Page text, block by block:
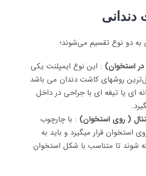
دندانی
به دو نوع تقسیم می‌شوند؛
در استخوان) : این نوع ایمپلنت یکی
روشهای کاشت دندان می باشد
ای یا تیغه ای با جراحی در داخل
( روی استخوان) : با چارچوب
استخوان قرار میگیرد و باید به
شوند تا متناسب با شکل استخوان